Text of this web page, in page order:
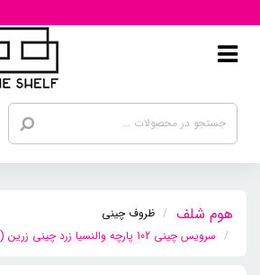
ظروف چینی
سرویس چینی 102 پارچه والنسیا زرد چینی زرین (12 نفره)